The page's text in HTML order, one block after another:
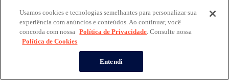
Usamos cookies e tecnologias semelhantes para personalizar sua
experiência com anúncios e conteúdos. Ao continuar, você
concorda com nossa Política de Privacidade. Consulte nossa
Política de Cookies
Entendi